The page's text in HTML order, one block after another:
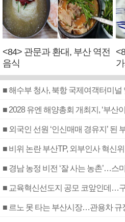
<84> 관문과 환대, 부산 역전
음식
■ 해수부 청사, 북항 국제여객터미널
■ 2028 유엔 해양총회 개최지, ‘부산
■ 외국인 선원 ‘인신매매 경유지’ 된
■ 비위 논란 부산TP, 외부인사 혁신위
■ 경남 농정 비전 ‘잘 사는 농촌’…스
■ 교육혁신선도지 공모 코앞인데…구
■ 르노 못 타는 부산시장…관용차 규